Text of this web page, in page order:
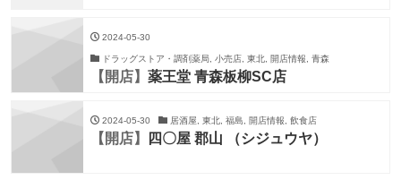
2024-05-30
ドラッグストア・調剤薬局, 小売店, 東北, 開店情報, 青森
【開店】 薬王堂 青森板柳SC店
2024-05-30 居酒屋, 東北, 福島, 開店情報, 飲食店
【開店】 四〇屋 郡山 （シジュウヤ）